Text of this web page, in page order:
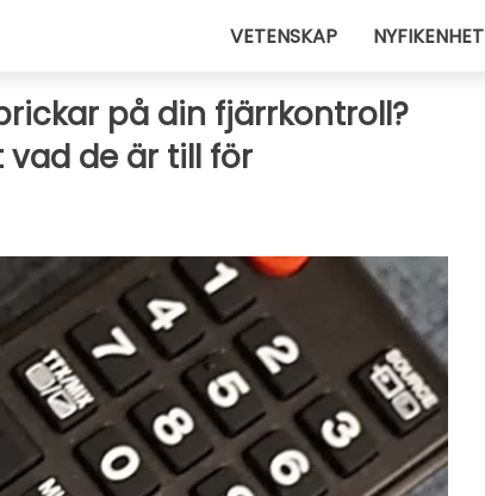
VETENSKAP NYFIKENHET
på din fjärrkontroll?
de är till för